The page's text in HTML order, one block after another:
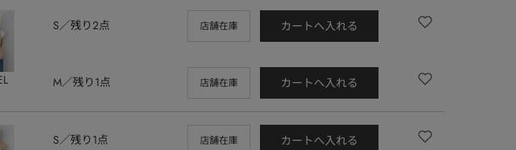
S 残り2点 店舗在庫 カートへ入れる
M 残り1点 店舗在庫 カートへ入れる
S 残り1点 店舗在庫 カートへ入れる